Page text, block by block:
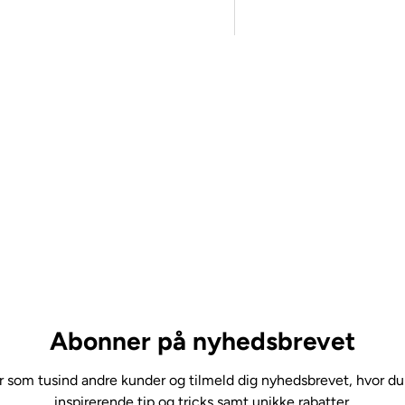
Abonner på nyhedsbrevet
som tusind andre kunder og tilmeld dig nyhedsbrevet, hvor